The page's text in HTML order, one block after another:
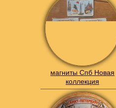
магниты Спб Новая
коллекция